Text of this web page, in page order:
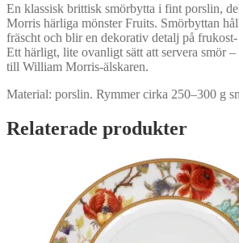
En klassisk brittisk smörbytta i fint porslin,
Morris härliga mönster Fruits. Smörbyttan
fräscht och blir en dekorativ detalj på
Ett härligt, lite ovanligt sätt att servera smör
till William Morris-älskaren.
Material: porslin. Rymmer cirka 250–300 g
Relaterade produkter